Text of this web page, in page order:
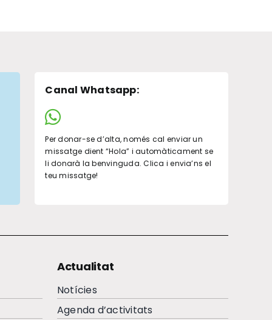
Canal Whatsapp:
Per donar-se d’alta, només cal enviar un
missatge dient “Hola” i automàticament se
li donarà la benvinguda. Clica i envia’ns el
teu missatge!
Actualitat
Notícies
Agenda d’activitats